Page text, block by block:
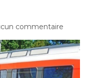
commentaire